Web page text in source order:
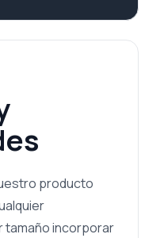
producto
tamaño incorporar